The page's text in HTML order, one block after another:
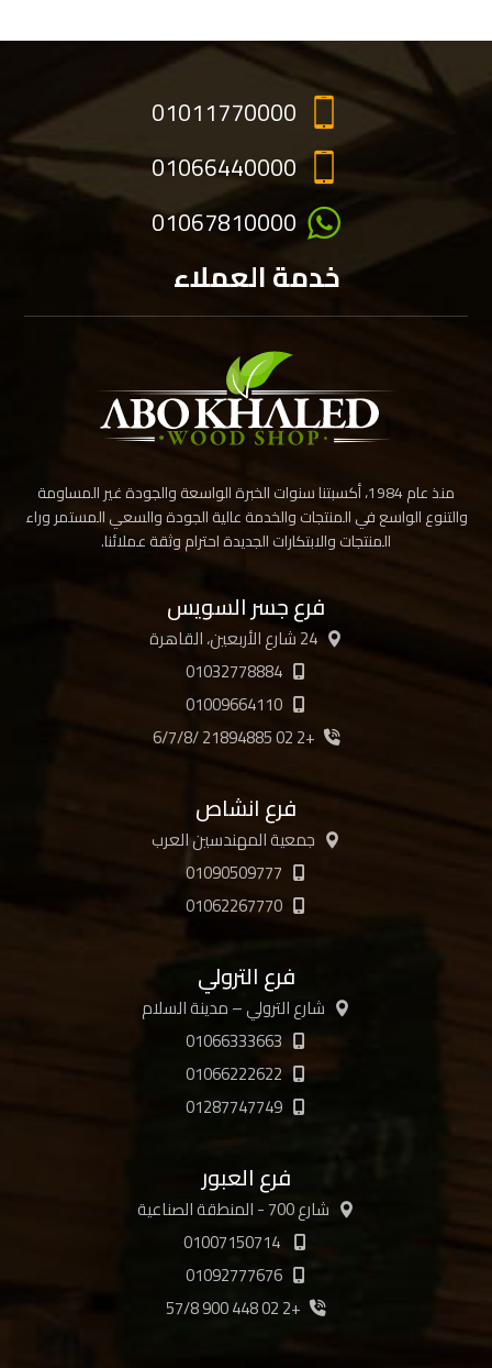
01011770000
01066440000
01067810000
خدمة العملاء
منذ عام 1984، أكسبتنا سنوات الخبرة الواسعة والجودة غير المساومة
والتنوع الواسع في المنتجات والخدمة عالية الجودة والسعي المستمر وراء
المنتجات والابتكارات الجديدة احترام وثقة عملائنا.
فرع جسر السويس
24 شارع الأربعين، القاهرة
01032778884
01009664110
+2 02 21894885 /6/7/8
فرع انشاص
جمعية المهندسين العرب
01090509777
01062267770
فرع الترولي
شارع الترولي – مدينة السلام
01066333663
01066222622
01287747749
فرع العبور
شارع 700 - المنطقة الصناعية
01092777676
+2 02 448 900 57/8